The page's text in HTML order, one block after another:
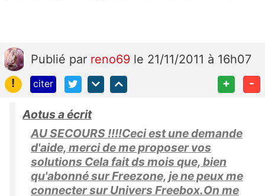
Publié par reno69 le 21/11/2011 à 16h07
!
citer + -
Aotus a écrit
AU SECOURS !!!!Ceci est une demande
d'aide, merci de me proposer vos
solutions Cela fait ds mois que, bien
qu'abonné sur Freezone, je ne peux me
connecter sur Univers Freebox.On me